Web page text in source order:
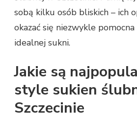
sobą kilku osób bliskich – ich
okazać się niezwykle
idealnej sukni.
Jakie są
style sukien
Szczecinie